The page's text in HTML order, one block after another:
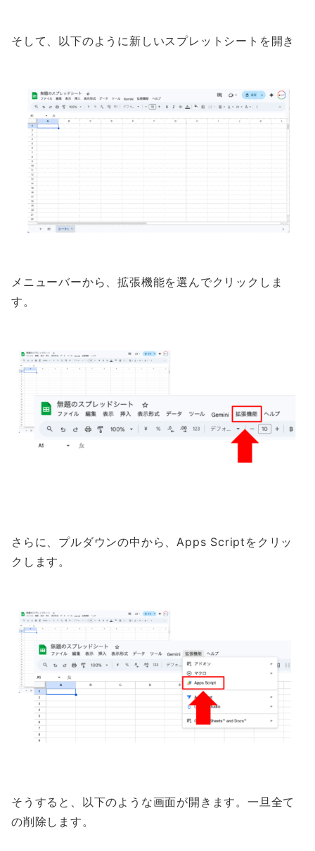
そして、以下のように新しいスプレットシートを開き
メニューバーから、拡張機能を選んでクリックしま
す。
さらに、プルダウンの中から、Apps Scriptをクリッ
クします。
そうすると、以下のような画面が開きます。一旦全て
の削除します。